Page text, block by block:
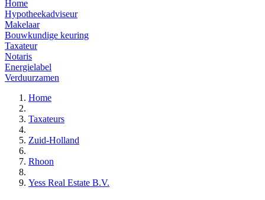
Home
Hypotheekadviseur
Makelaar
Bouwkundige keuring
Taxateur
Notaris
Energielabel
Verduurzamen
Home
Taxateurs
Zuid-Holland
Rhoon
Yess Real Estate B.V.